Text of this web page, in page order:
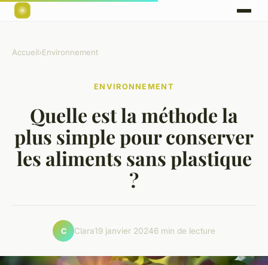
Accueil›Environnement
ENVIRONNEMENT
Quelle est la méthode la
plus simple pour conserver
les aliments sans plastique
?
C Clara19 janvier 20246 min de lecture